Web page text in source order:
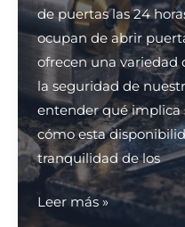
de puertas las 24
ocupan de abrir
ofrecen una variedad
la seguridad de
entender qué implica
cómo esta
tranquilidad de los
¿Qué
Leer más »